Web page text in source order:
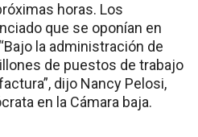
horas. Los
que se oponían en
la administración de
de puestos de trabajo
dijo Nancy Pelosi,
en la Cámara baja.